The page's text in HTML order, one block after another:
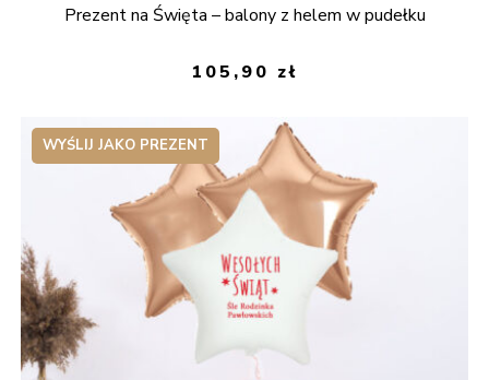
Prezent na Święta – balony z helem w pudełku
105,90 zł
WYŚLIJ JAKO PREZENT